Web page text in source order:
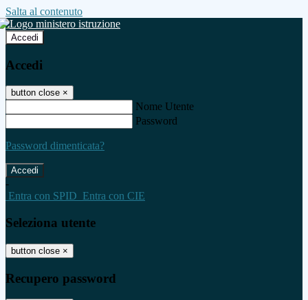
Salta al contenuto
Accedi
Accedi
button close ×
Nome Utente
Password
Password dimenticata?
-
Entra con SPID Entra con CIE
Seleziona utente
button close ×
Recupero password